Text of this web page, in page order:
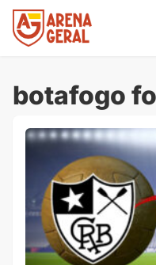
botafogo